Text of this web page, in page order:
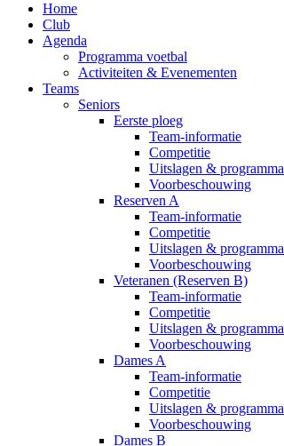
Home
Club
Agenda
Programma voetbal
Activiteiten & Evenementen
Teams
Seniors
Eerste ploeg
Team-informatie
Competitie
Uitslagen & programma
Voorbeschouwing
Reserven A
Team-informatie
Competitie
Uitslagen & programma
Voorbeschouwing
Veteranen (Reserven B)
Team-informatie
Competitie
Uitslagen & programma
Voorbeschouwing
Dames A
Team-informatie
Competitie
Uitslagen & programma
Voorbeschouwing
Dames B